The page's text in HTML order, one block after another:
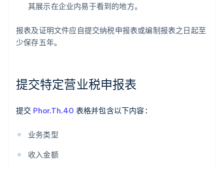
其展示在企业内易于看到的地方。
报表及证明文件应自提交纳税申报表或编制报表之日起至
少保存五年。
提交特定营业税申报表
提交 Phor.Th.40 表格并包含以下内容：
业务类型
收入金额